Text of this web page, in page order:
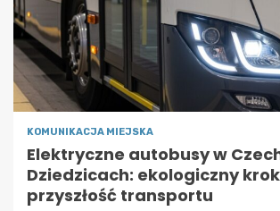
KOMUNIKACJA MIEJSKA
Elektryczne autobusy w
Dziedzicach: ekologiczny
przyszłość transportu